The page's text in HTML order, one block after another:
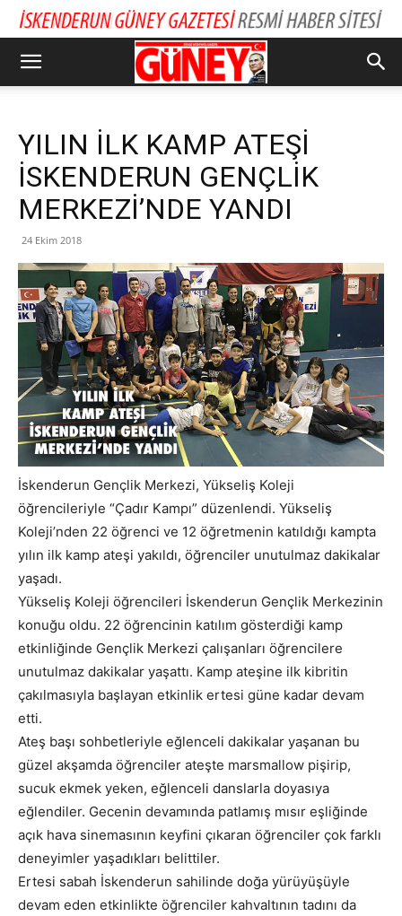
YILIN İLK KAMP ATEŞİ
İSKENDERUN GENÇLİK
MERKEZİ’NDE YANDI
24 Ekim 2018
İskenderun Gençlik Merkezi, Yükseliş Koleji
öğrencileriyle “Çadır Kampı” düzenlendi. Yükseliş
Koleji’nden 22 öğrenci ve 12 öğretmenin katıldığı kampta
yılın ilk kamp ateşi yakıldı, öğrenciler unutulmaz dakikalar
yaşadı.
Yükseliş Koleji öğrencileri İskenderun Gençlik Merkezinin
konuğu oldu. 22 öğrencinin katılım gösterdiği kamp
etkinliğinde Gençlik Merkezi çalışanları öğrencilere
unutulmaz dakikalar yaşattı. Kamp ateşine ilk kibritin
çakılmasıyla başlayan etkinlik ertesi güne kadar devam
etti.
Ateş başı sohbetleriyle eğlenceli dakikalar yaşanan bu
güzel akşamda öğrenciler ateşte marsmallow pişirip,
sucuk ekmek yeken, eğlenceli danslarla doyasıya
eğlendiler. Gecenin devamında patlamış mısır eşliğinde
açık hava sinemasının keyfini çıkaran öğrenciler çok farklı
deneyimler yaşadıkları belittiler.
Ertesi sabah İskenderun sahilinde doğa yürüyüşüyle
devam eden etkinlikte öğrenciler kahvaltının tadını da